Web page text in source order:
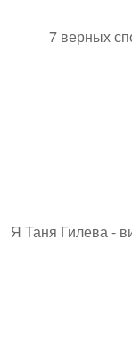
7 верных
Я Таня Гилева -